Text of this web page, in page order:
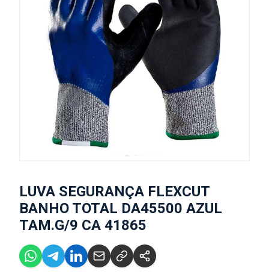
LUVA SEGURANÇA FLEXCUT
BANHO TOTAL DA45500 AZUL
TAM.G/9 CA 41865